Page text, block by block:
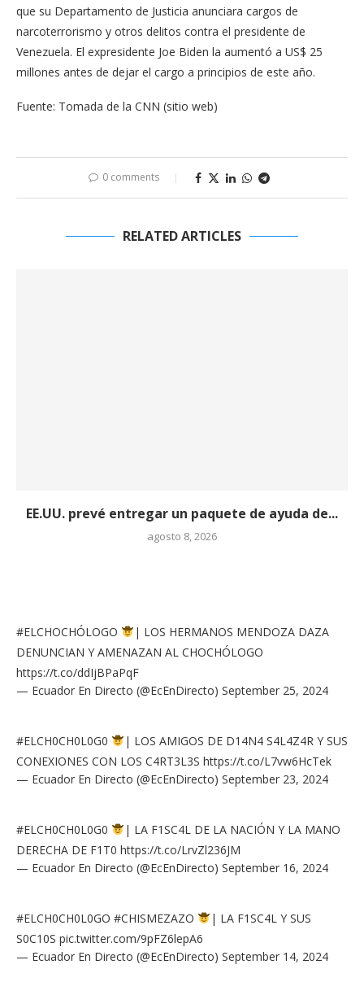
que su Departamento de Justicia anunciara cargos de
narcoterrorismo y otros delitos contra el presidente de
Venezuela. El expresidente Joe Biden la aumentó a US$ 25
millones antes de dejar el cargo a principios de este año.
Fuente: Tomada de la CNN (sitio web)
0 comments
RELATED ARTICLES
EE.UU. prevé entregar un paquete de ayuda de...
agosto 8, 2026
#ELCHOCHÓLOGO
| LOS HERMANOS MENDOZA DAZA
DENUNCIAN Y AMENAZAN AL CHOCHÓLOGO
https://t.co/ddIjBPaPqF
— Ecuador En Directo (@EcEnDirecto) September 25, 2024
#ELCH0CH0L0G0
| LOS AMIGOS DE D14N4 S4L4Z4R Y SUS
CONEXIONES CON LOS C4RT3L3S https://t.co/L7vw6HcTek
— Ecuador En Directo (@EcEnDirecto) September 23, 2024
#ELCH0CH0L0G0
| LA F1SC4L DE LA NACIÓN Y LA MANO
DERECHA DE F1T0 https://t.co/LrvZl236JM
— Ecuador En Directo (@EcEnDirecto) September 16, 2024
#ELCH0CH0L0GO #CHISMEZAZO
| LA F1SC4L Y SUS
S0C10S pic.twitter.com/9pFZ6lepA6
— Ecuador En Directo (@EcEnDirecto) September 14, 2024